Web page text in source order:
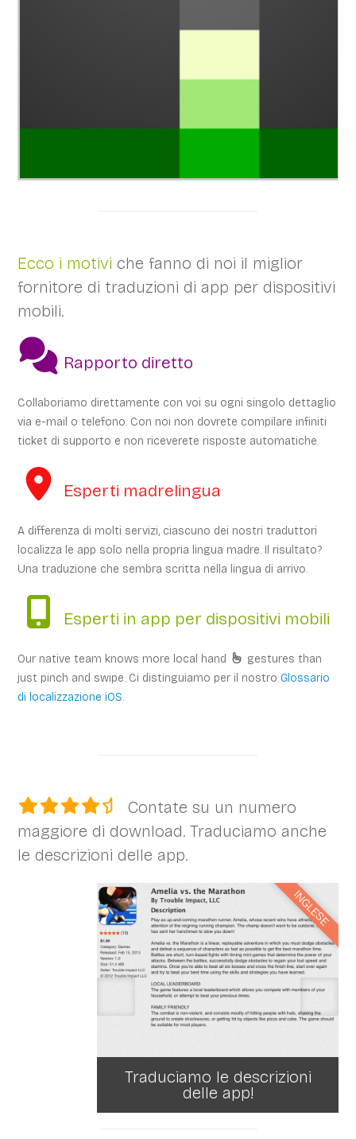
Ecco i motivi che fanno di noi il miglior
fornitore di traduzioni di app per dispositivi
mobili.
Rapporto diretto
Collaboriamo direttamente con voi su ogni singolo dettaglio
via e-mail o telefono. Con noi non dovrete compilare infiniti
ticket di supporto e non riceverete risposte automatiche.
Esperti madrelingua
A differenza di molti servizi, ciascuno dei nostri traduttori
localizza le app solo nella propria lingua madre. Il risultato?
Una traduzione che sembra scritta nella lingua di arrivo.
Esperti in app per dispositivi mobili
Our native team knows more local hand
gestures than
just pinch and swipe. Ci distinguiamo per il nostro Glossario
di localizzazione iOS.
Contate su un numero
maggiore di download. Traduciamo anche
le descrizioni delle app.
INGLESE
Traduciamo le descrizioni
delle app!
‹ ›